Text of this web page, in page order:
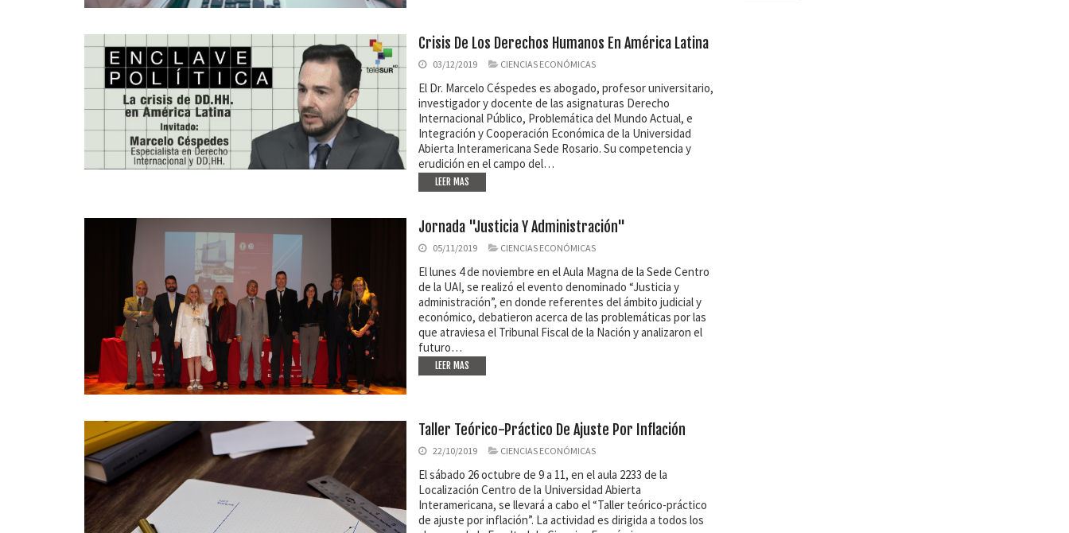
Crisis De Los Derechos Humanos En América Latina
03/12/2019 CIENCIAS ECONÓMICAS
El Dr. Marcelo Céspedes es abogado, profesor universitario,
investigador y docente de las asignaturas Derecho
Internacional Público, Problemática del Mundo Actual, e
Integración y Cooperación Económica de la Universidad
Abierta Interamericana Sede Rosario. Su competencia y
erudición en el campo del…
LEER MAS
Jornada "Justicia Y Administración"
05/11/2019 CIENCIAS ECONÓMICAS
El lunes 4 de noviembre en el Aula Magna de la Sede Centro
de la UAI, se realizó el evento denominado “Justicia y
administración”, en donde referentes del ámbito judicial y
económico, debatieron acerca de las problemáticas por las
que atraviesa el Tribunal Fiscal de la Nación y analizaron el
futuro…
LEER MAS
Taller Teórico-Práctico De Ajuste Por Inflación
22/10/2019 CIENCIAS ECONÓMICAS
El sábado 26 octubre de 9 a 11, en el aula 2233 de la
Localización Centro de la Universidad Abierta
Interamericana, se llevará a cabo el “Taller teórico-práctico
de ajuste por inflación”. La actividad es dirigida a todos los